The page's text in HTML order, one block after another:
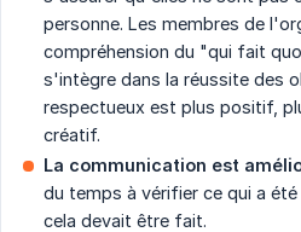
personne. Les membres de
compréhension du "qui fait
s'intègre dans la réussite des
respectueux est plus positif,
créatif.
La communication est
du temps à vérifier ce qui a
cela devait être fait.